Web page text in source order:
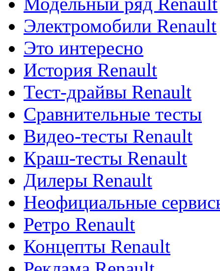
Электромобили Renault
Это интересно
История Renault
Тест-драйвы Renault
Сравнительные тесты
Видео-тесты Renault
Краш-тесты Renault
Дилеры Renault
Неофициальные
Ретро Renault
Концепты Renault